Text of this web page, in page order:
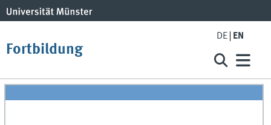
Fortbildung
DE EN